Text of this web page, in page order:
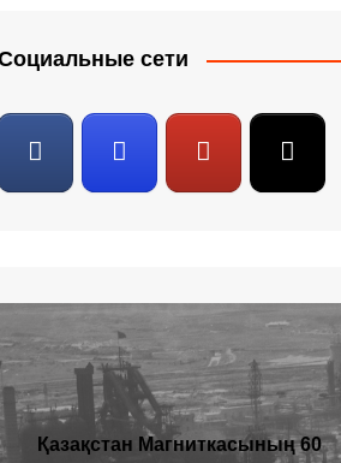
сети
Қазақстан Магниткасының 60